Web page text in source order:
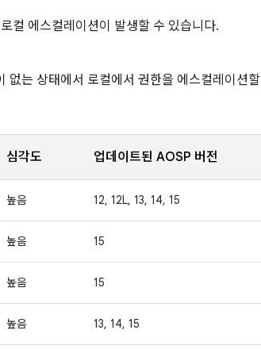
컬 에스컬레이션이 발생할 수 있습니다.
없는 상태에서 로컬에서 권한을 에스컬레이션할
심각도 업데이트된 AOSP 버전
높음 12, 12L, 13, 14, 15
높음 15
높음 15
높음 13, 14, 15